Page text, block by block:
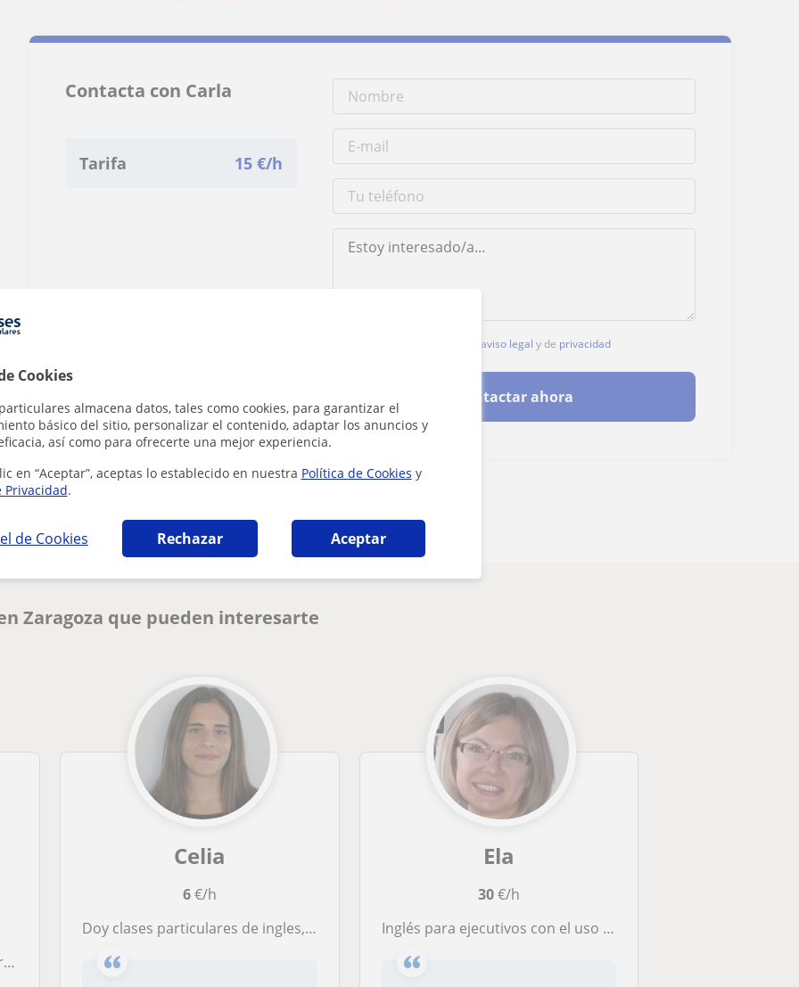
Cookies
almacena datos, tales como cookies, para garantizar el
básico del sitio, personalizar el contenido, adaptar los anuncios y
así como para ofrecerte una mejor experiencia.
en “Aceptar”, aceptas lo establecido en nuestra Política de Cookies y
Privacidad.
de Cookies Rechazar Aceptar
Contacta con Carla
Tarifa 15 €/h
aviso legal y de privacidad
Contactar ahora
¿Hay algún error en este perfil?
Zaragoza que pueden interesarte
Celia
6€/h
Doy clases particulares de ingles, tambien biología en inglés si algún alumno lo necesita. Precio económico
Ela
30€/h
Inglés para ejecutivos con el uso de reglas nemotécnicas